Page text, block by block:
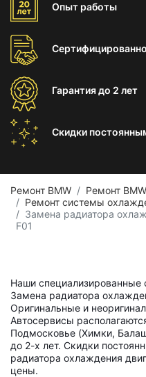
Опыт работы
Гарантиядо 2 лет
Скидки
Ремонт BMW
Ремонт
Ремонт системы
Замена радиатора
F01
Наши специализированные
Замена радиатора
Оригинальные и
Автосервисы
Подмосковье (Химки,
до 2-х лет. Скидки
радиатора охлаждения
цены.